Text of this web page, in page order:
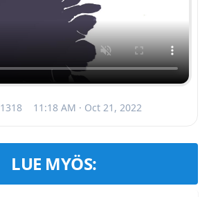
1318 11:18 AM · Oct 21, 2022
LUE MYÖS: